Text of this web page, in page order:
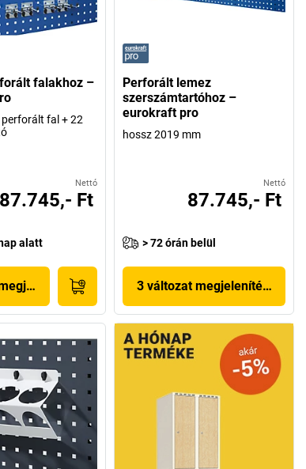
falakhoz –
fal + 22
Nettó
87.745,- Ft
alatt
Perforált lemez
szerszámtartóhoz –
eurokraft pro
hossz 2019 mm
Nettó
87.745,- Ft
> 72 órán belül
3 változat megjelenítése